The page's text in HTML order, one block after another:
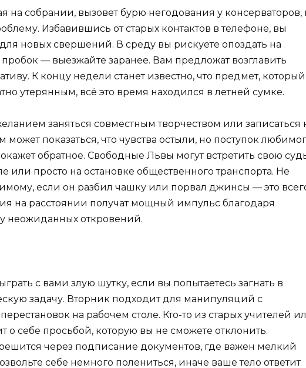
на собрании, вызовет бурю негодования у консерваторов,
Избавившись от старых контактов в телефоне, вы
новых свершений. В среду вы рискуете опоздать на
— выезжайте заранее. Вам предложат возглавить
К концу недели станет известно, что предмет, который
утерянным, всё это время находился в летней сумке.
заняться совместным творчеством или записаться
показаться, что чувства остыли, но поступок
обратное. Свободные Львы могут встретить свою
или просто на остановке общественного транспорта. Не
если он разбил чашку или порвал джинсы — это
на расстоянии получат мощный импульс благодаря
неожиданных откровений.
с вами злую шутку, если вы попытаетесь загнать в
задачу. Вторник подходит для манипуляций с
на рабочем столе. Кто-то из старых учителей
о себе просьбой, которую вы не сможете отклонить.
через подписание документов, где важен мелкий
себе немного полениться, иначе ваше тело ответит